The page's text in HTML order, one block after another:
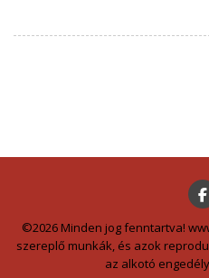
©2026 Minden jog fenntartva!
szereplő munkák, és azok
az alkotó